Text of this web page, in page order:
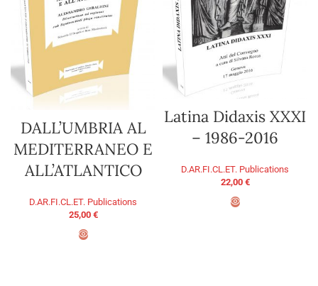
DALL’UMBRIA AL
MEDITERRANEO E
ALL’ATLANTICO
D.AR.FI.CL.ET. Publications
25,00 €
Latina Didaxis XXXI
– 1986-2016
D.AR.FI.CL.ET. Publications
22,00 €